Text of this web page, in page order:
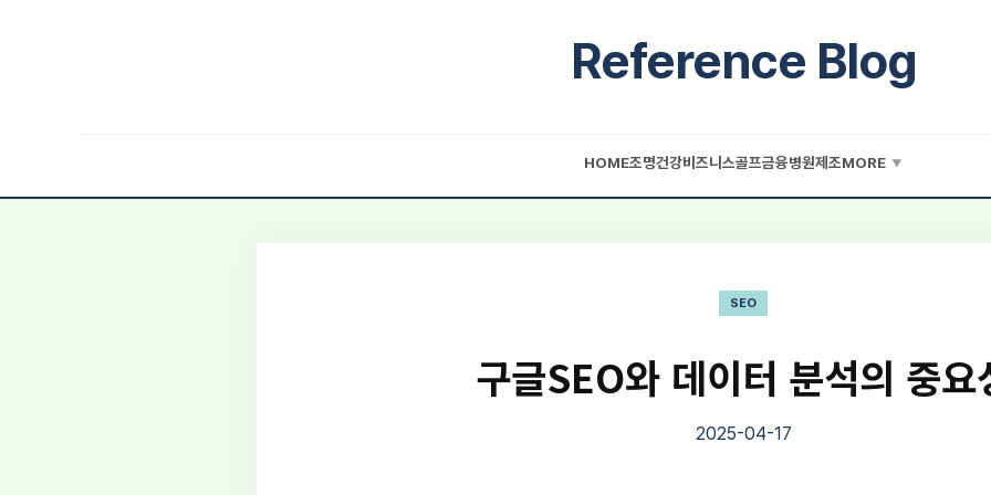
Reference Blog
HOME조명건강비즈니스골프금융병원제조MORE ▼
SEO
구글SEO와 데이터 분석의 중요
2025-04-17